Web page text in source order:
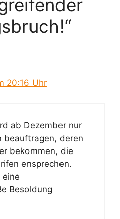
20:16 Uhr
ab Dezember nur
beauftragen, deren
bekommen, die
ensprechen.
Besoldung